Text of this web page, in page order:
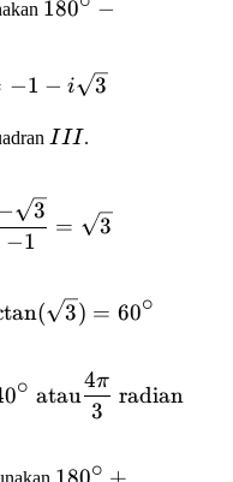
180^\circ -
180
−
-1
−1 − i 3
III
III.
\theta =
−1
3
= 3
dasar} =
( 3) = 60∘
= 180^\circ +
0∘ atau
3
4π
radian
∘